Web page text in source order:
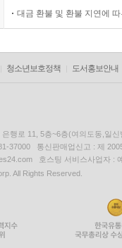
대금 환불 및 환불 지연에
청소년보호정책 도서홍보안내
행로 11, 5층~6층(여의도동,일신
37000 통신판매업신고 : 제
호스팅 서비스사업자 :
All Rights Reserved.